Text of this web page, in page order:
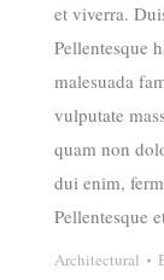
et viverra.
Pellentesque
malesuada
vulputate
quam non
dui enim,
Pellentesque
Architectural